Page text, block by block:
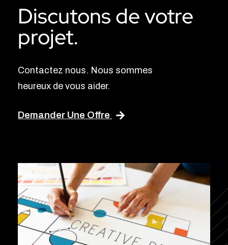
Discutons de votre
projet.
Contactez nous. Nous sommes
heureux de vous aider.
Demander Une Offre